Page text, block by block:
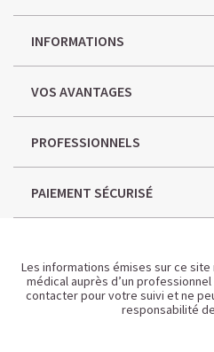
INFORMATIONS
VOS AVANTAGES
PROFESSIONNELS
PAIEMENT SÉCURISÉ
Les informations émises sur ce
médical auprès d’un
contacter pour votre suivi et ne
responsabilité de